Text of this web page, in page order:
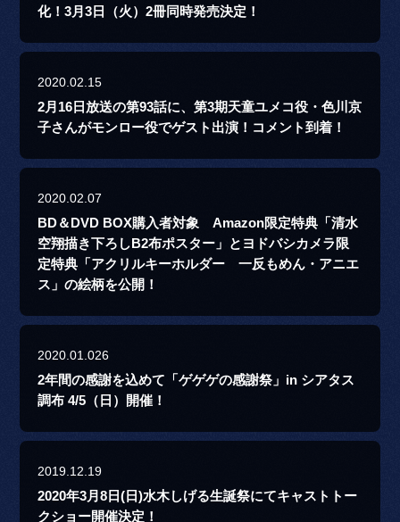
化！3月3日（火）2冊同時発売決定！
2020.02.15
2月16日放送の第93話に、第3期天童ユメコ役・色川京
子さんがモンロー役でゲスト出演！コメント到着！
2020.02.07
BD＆DVD BOX購入者対象 Amazon限定特典「清水
空翔描き下ろしB2布ポスター」とヨドバシカメラ限
定特典「アクリルキーホルダー 一反もめん・アニエ
ス」の絵柄を公開！
2020.01.026
2年間の感謝を込めて「ゲゲゲの感謝祭」in シアタス
調布 4/5（日）開催！
2019.12.19
2020年3月8日(日)水木しげる生誕祭にてキャストトー
クショー開催決定！